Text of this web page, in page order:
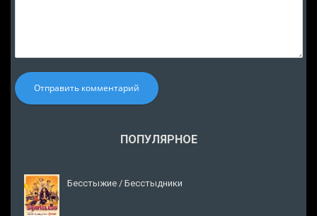
Отправить комментарий
ПОПУЛЯРНОЕ
Бесстыжие / Бесстыдники